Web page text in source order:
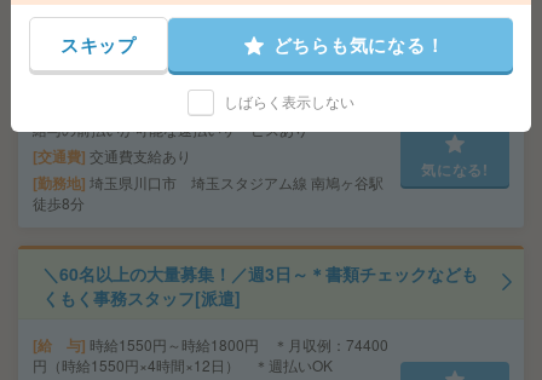
＜15時まで勤務＞時給1700円＊残業少！メーカーで伝票
の仕訳など[派遣]
時給1700円＋交 【月収例】170,000円～ ■
給与の前払いが可能な速払いサービスあり
交通費 交通費支給あり
勤務地 埼玉県川口市 埼玉スタジアム線 南鳩ヶ谷駅
徒歩8分
気になる!
＼60名以上の大量募集！／週3日～＊書類チェックなども
くもく事務スタッフ[派遣]
給 与 時給1550円～時給1800円 ＊月収例：74400
円（時給1550円×4時間×12日） ＊週払いOK
スキップ どちらも気になる！
しばらく表示しない